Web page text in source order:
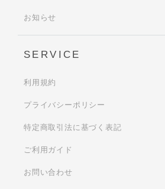
お知らせ
SERVICE
利用規約
プライバシーポリシー
特定商取引法に基づく表記
ご利用ガイド
お問い合わせ